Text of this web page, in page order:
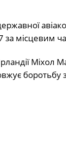
місцевим
Міхол
боротьбу